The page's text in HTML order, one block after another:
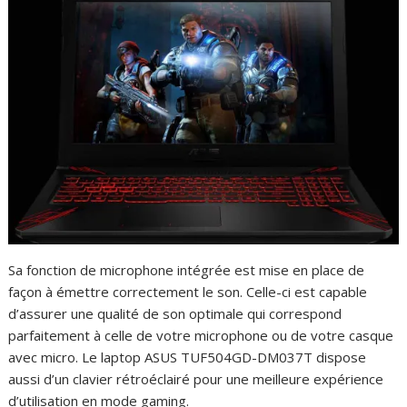
Sa fonction de microphone intégrée est mise en place de
façon à émettre correctement le son. Celle-ci est capable
d’assurer une qualité de son optimale qui correspond
parfaitement à celle de votre microphone ou de votre casque
avec micro. Le laptop ASUS TUF504GD-DM037T dispose
aussi d’un clavier rétroéclairé pour une meilleure expérience
d’utilisation en mode gaming.